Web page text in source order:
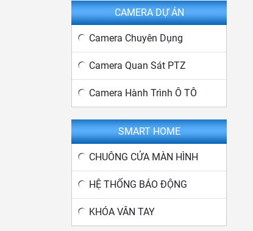
CAMERA DỰ ÁN
Camera Chuyên Dụng
Camera Quan Sát PTZ
Camera Hành Trình Ô TÔ
SMART HOME
CHUÔNG CỬA MÀN HÌNH
HỆ THỐNG BÁO ĐỘNG
KHÓA VÂN TAY